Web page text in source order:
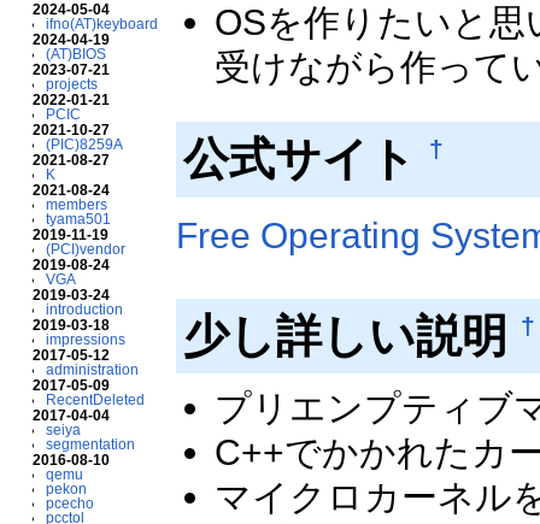
2024-05-04
ifno(AT)keyboard
2024-04-19
(AT)BIOS
2023-07-21
projects
2022-01-21
PCIC
2021-10-27
(PIC)8259A
2021-08-27
K
2021-08-24
members
tyama501
2019-11-19
(PCI)vendor
2019-08-24
VGA
2019-03-24
introduction
2019-03-18
impressions
2017-05-12
administration
2017-05-09
RecentDeleted
2017-04-04
seiya
segmentation
2016-08-10
qemu
pekon
pcecho
pcctol
OSを作りたいと
受けながら作って
公式サイト †
Free Operating
少し詳しい説明 †
プリエンプティブ
C++でかかれたカ
マイクロカーネル